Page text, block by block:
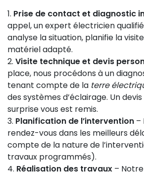
Prise de contact et diagnostic
appel, un expert électricien
analyse la situation, planifie la
matériel adapté.
Visite technique et devis
place, nous procédons à un
tenant compte de la terre
des systèmes d’éclairage. Un
surprise vous est remis.
Planification de l’intervention –
rendez-vous dans les meilleurs
compte de la nature de
travaux programmés).
Réalisation des travaux –